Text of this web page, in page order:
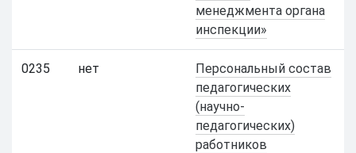
менеджмента органа
инспекции»
0235 нет
Персональный состав
педагогических
(научно-
педагогических)
работников